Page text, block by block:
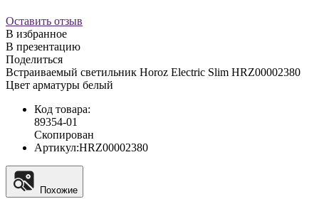
Оставить отзыв
В избранное
В презентацию
Поделиться
Встраиваемый светильник Horoz Electric Slim HRZ00002380
Цвет арматуры белый
Код товара:
89354-01
Скопирован
Артикул:HRZ00002380
Похожие